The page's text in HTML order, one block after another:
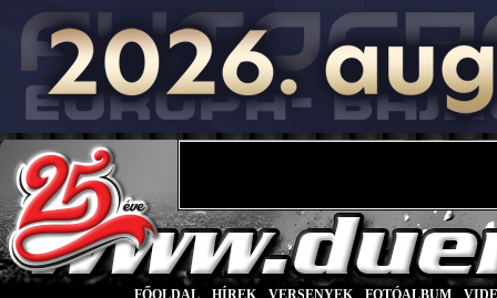
FŐOLDAL HÍREK VERSENYEK FOTÓALBUM